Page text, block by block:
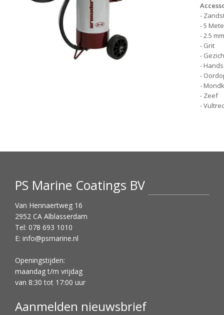
-
- 5
- 2.5
- Grit
-
-
-
-
- Zeef
-
PS Marine Coatings BV
Van Hennaertweg 16
2952 CA Alblasserdam
Tel: 078 693 1010
E: info@psmarine.nl
Openingstijden:
maandag t/m vrijdag
van 8:30 tot 17:00 uur
Aanmelden nieuwsbrief